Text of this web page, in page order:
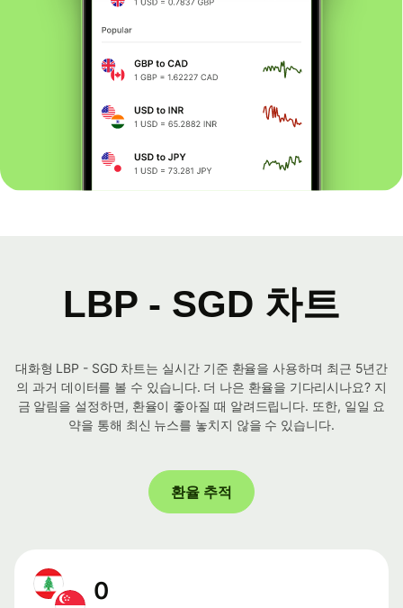
LBP - SGD 차트
대화형 LBP - SGD 차트는 실시간 기준 환율을 사용하며 최근 5년간
의 과거 데이터를 볼 수 있습니다. 더 나은 환율을 기다리시나요? 지
금 알림을 설정하면, 환율이 좋아질 때 알려드립니다. 또한, 일일 요
약을 통해 최신 뉴스를 놓치지 않을 수 있습니다.
환율 추적
0